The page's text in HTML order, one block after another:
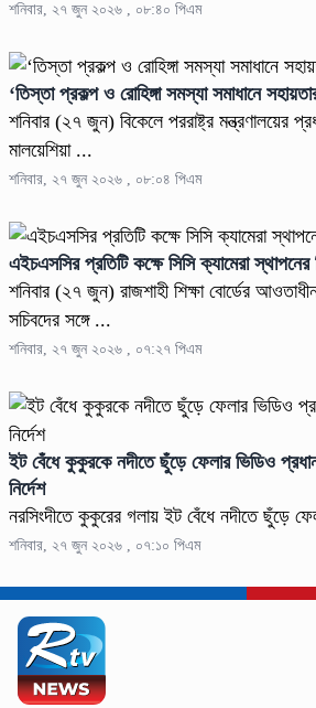
শনিবার, ২৭ জুন ২০২৬ , ০৮:৪০ পিএম
‘তিস্তা প্রকল্প ও রোহিঙ্গা সমস্যা সমাধানে
শনিবার (২৭ জুন) বিকেলে পররাষ্ট্র মন্ত্রণালয়ের
মালয়েশিয়া ...
শনিবার, ২৭ জুন ২০২৬ , ০৮:০৪ পিএম
এইচএসসির প্রতিটি কক্ষে সিসি ক্যামেরা স্থাপনের
শনিবার (২৭ জুন) রাজশাহী শিক্ষা বোর্ডের
সচিবদের সঙ্গে ...
শনিবার, ২৭ জুন ২০২৬ , ০৭:২৭ পিএম
ইট বেঁধে কুকুরকে নদীতে ছুঁড়ে ফেলার ভিডিও
নির্দেশ
নরসিংদীতে কুকুরের গলায় ইট বেঁধে নদীতে ছুঁড়ে
শনিবার, ২৭ জুন ২০২৬ , ০৭:১০ পিএম